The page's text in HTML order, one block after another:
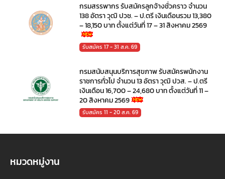
กรมสรรพากร รับสมัครลูกจ้างชั่วคราว จำนวน
138 อัตรา วุฒิ ปวช. – ป.ตรี เงินเดือนรวม 13,380
– 18,150 บาท ตั้งแต่วันที่ 17 – 31 สิงหาคม 2569
รับสมัคร 17 - 31 ส.ค. 69
กรมสนับสนุนบริการสุขภาพ รับสมัครพนักงาน
ราชการทั่วไป จำนวน 13 อัตรา วุฒิ ปวส. – ป.ตรี
เงินเดือน 16,700 – 24,680 บาท ตั้งแต่วันที่ 11 –
20 สิงหาคม 2569
รับสมัคร 11 - 20 ส.ค. 69
หมวดหมู่งาน